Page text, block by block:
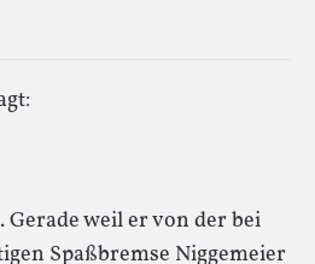
weil er von der bei
Spaßbremse Niggemeier